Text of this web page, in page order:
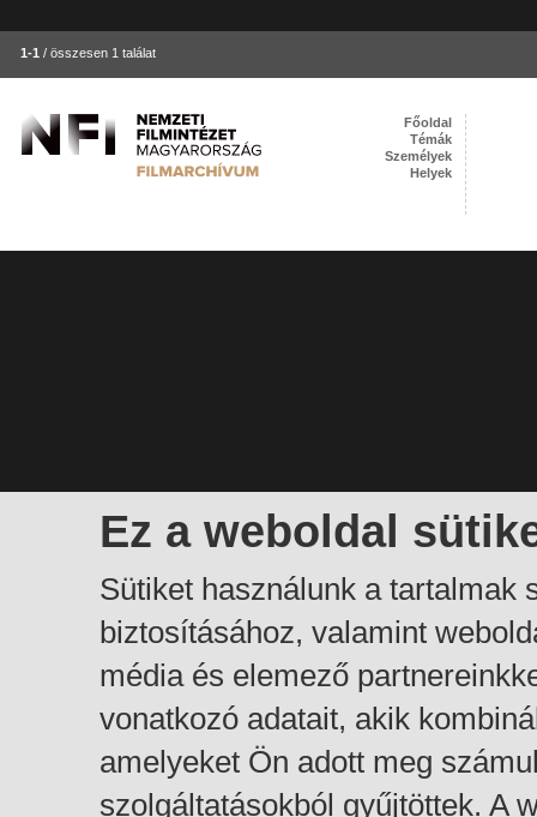
1-1 / összesen 1 találat
Ez a weboldal
Sütiket használunk a tartalmak
biztosításához, valamint
média és elemező
vonatkozó adatait, akik
amelyeket Ön adott meg
szolgáltatásokból gyűjtöttek. A
Főoldal
Témák
Személyek
Helyek